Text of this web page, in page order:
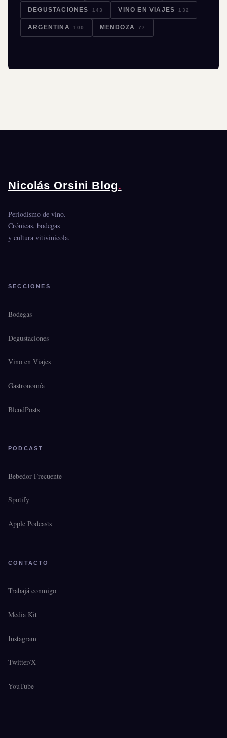
DEGUSTACIONES 143 VINO EN VIAJES 132
ARGENTINA 100 MENDOZA 77
Nicolás Orsini Blog.
Periodismo de vino.
Crónicas, bodegas
y cultura vitivinícola.
SECCIONES
Bodegas
Degustaciones
Vino en Viajes
Gastronomía
BlendPosts
PODCAST
Bebedor Frecuente
Spotify
Apple Podcasts
CONTACTO
Trabajá conmigo
Media Kit
Instagram
Twitter/X
YouTube